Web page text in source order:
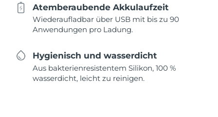
Atemberaubende Akkulaufzeit
Wiederaufladbar über USB mit bis zu 90
Anwendungen pro Ladung.
Hygienisch und wasserdicht
Aus bakterienresistentem Silikon, 100 %
wasserdicht, leicht zu reinigen.